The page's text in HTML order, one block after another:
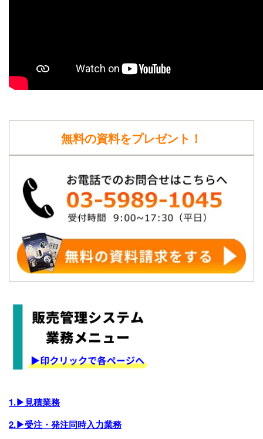
無料の資料をプレゼント！
1.▶見積業務
2.▶受注・発注同時入力業務